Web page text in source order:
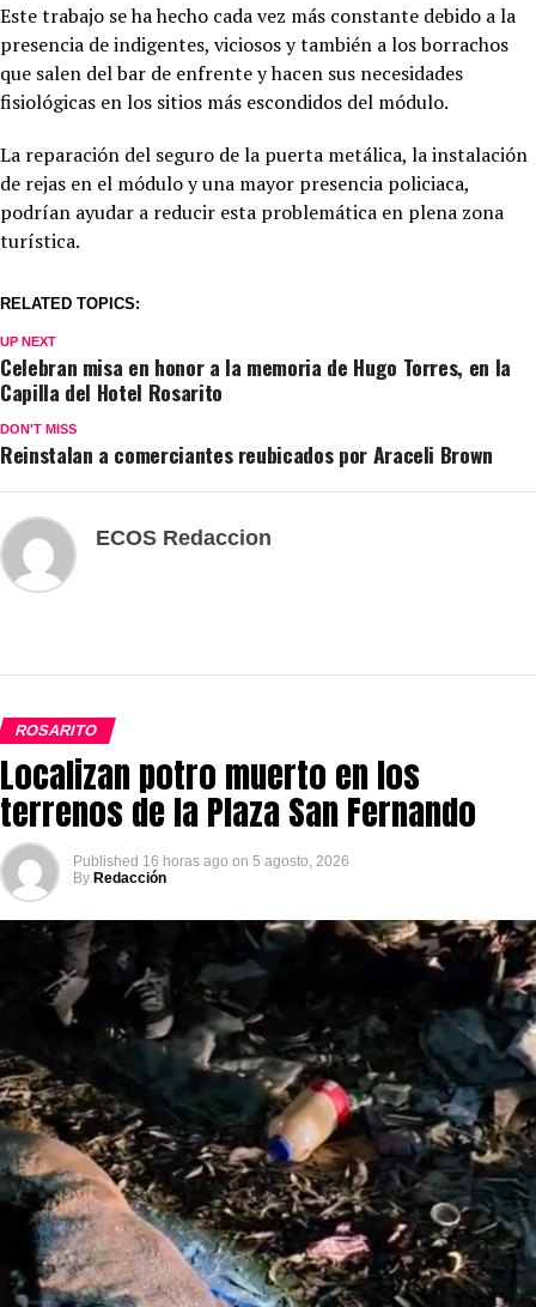
Este trabajo se ha hecho cada vez más constante debido a la
presencia de indigentes, viciosos y también a los borrachos
que salen del bar de enfrente y hacen sus necesidades
fisiológicas en los sitios más escondidos del módulo.
La reparación del seguro de la puerta metálica, la instalación
de rejas en el módulo y una mayor presencia policiaca,
podrían ayudar a reducir esta problemática en plena zona
turística.
RELATED TOPICS:
UP NEXT
Celebran misa en honor a la memoria de Hugo Torres, en la
Capilla del Hotel Rosarito
DON'T MISS
Reinstalan a comerciantes reubicados por Araceli Brown
ECOS Redaccion
ROSARITO
Localizan potro muerto en los
terrenos de la Plaza San Fernando
Published 16 horas ago on 5 agosto, 2026
By Redacción